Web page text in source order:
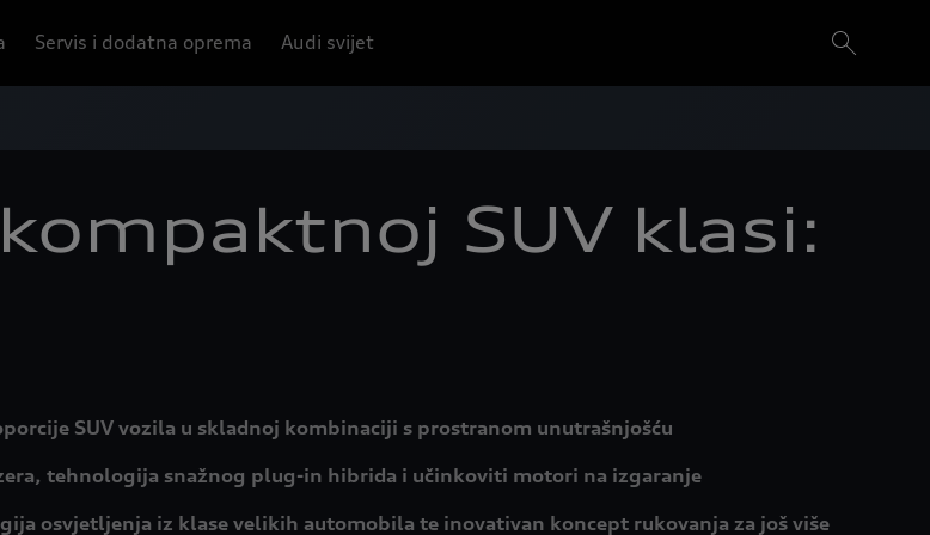
Servis i dodatna oprema Audi svijet
SUV klasi:
SUV vozila u skladnoj kombinaciji s prostranom unutrašnjošću
tehnologija snažnog plug-in hibrida i učinkoviti motori na izgaranje
osvjetljenja iz klase velikih automobila te inovativan koncept rukovanja za još više